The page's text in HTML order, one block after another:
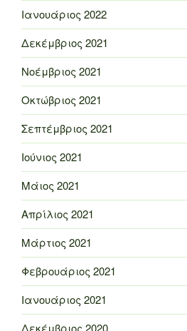
Ιανουάριος 2022
Δεκέμβριος 2021
Νοέμβριος 2021
Οκτώβριος 2021
Σεπτέμβριος 2021
Ιούνιος 2021
Μάιος 2021
Απρίλιος 2021
Μάρτιος 2021
Φεβρουάριος 2021
Ιανουάριος 2021
Δεκέμβριος 2020